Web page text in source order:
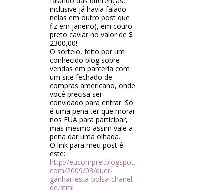
inclusive já havia falado
nelas em outro post que
fiz em janeiro), em couro
preto caviar no valor de $
2300,00!
O sorteio, feito por um
conhecido blog sobre
vendas em parceria com
um site fechado de
compras americano, onde
você precisa ser
convidado para entrar. Só
é uma pena ter que morar
nos EUA para participar,
mas mesmo assim vale a
pena dar uma olhada.
O link para meu post é
este:
http://eucomprei.blogspot.
com/2009/03/quer-
ganhar-esta-bolsa-chanel-
de.html